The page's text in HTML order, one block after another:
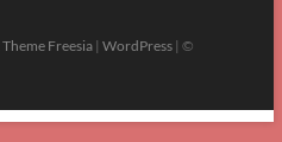
Theme Freesia| WordPress| ©